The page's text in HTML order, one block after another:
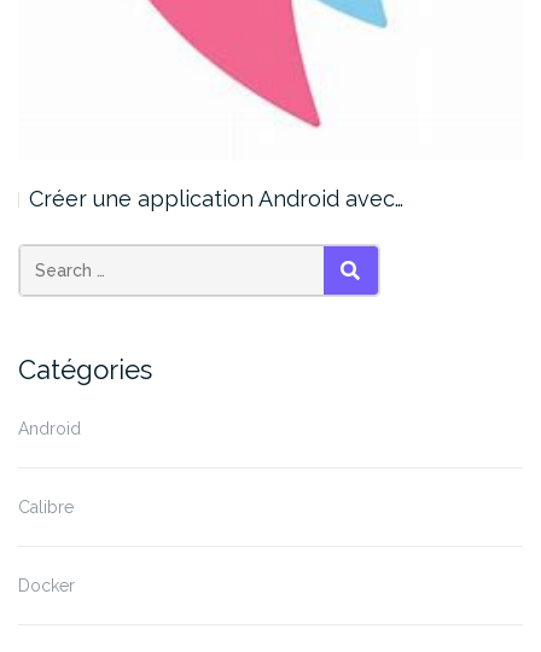
Créer une application Android avec…
SEARCH
Catégories
Android
Calibre
Docker